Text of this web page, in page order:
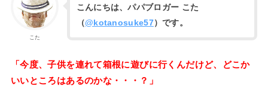
こた
こんにちは、パパブロガー こた
（@kotanosuke57）です。
「今度、子供を連れて箱根に遊びに行くんだけど、どこか
いいところはあるのかな・・・？」